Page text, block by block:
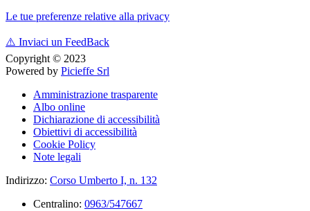
Le tue preferenze relative alla privacy
⚠️ Inviaci un FeedBack
Copyright © 2023
Powered by Picieffe Srl
Amministrazione trasparente
Albo online
Dichiarazione di accessibilità
Obiettivi di accessibilità
Cookie Policy
Note legali
Indirizzo: Corso Umberto I, n. 132
Centralino: 0963/547667